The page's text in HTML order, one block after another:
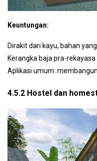
Keuntungan:
Dirakit dari kayu, bahan
Kerangka baja pra-
Aplikasi umum:
4.5.2 Hostel dan